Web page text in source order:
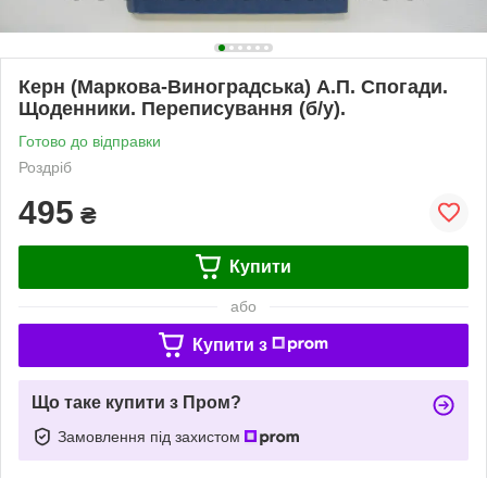
Керн (Маркова-Виноградська) А.П. Спогади.
Щоденники. Переписування (б/у).
Готово до відправки
Роздріб
495 ₴
Купити
або
Купити з
Що таке купити з Пром?
Замовлення під захистом